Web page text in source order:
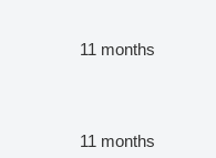
11 months
11 months